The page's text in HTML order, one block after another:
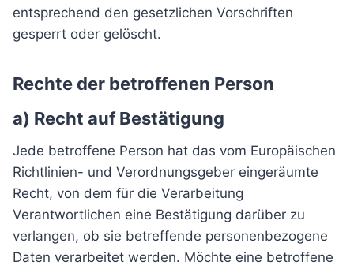
entsprechend den gesetzlichen Vorschriften
gesperrt oder gelöscht.
Rechte der betroffenen Person
a) Recht auf Bestätigung
Jede betroffene Person hat das vom Europäischen
Richtlinien- und Verordnungsgeber eingeräumte
Recht, von dem für die Verarbeitung
Verantwortlichen eine Bestätigung darüber zu
verlangen, ob sie betreffende personenbezogene
Daten verarbeitet werden. Möchte eine betroffene